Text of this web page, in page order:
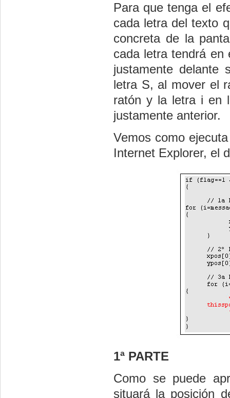
Para que tenga el
cada letra del texto
concreta de la
cada letra tendrá en
justamente delante
letra S, al mover
ratón y la letra i
justamente anterior.
Vemos como
Internet Explorer, el
1ª PARTE
Como se puede
situará la posición